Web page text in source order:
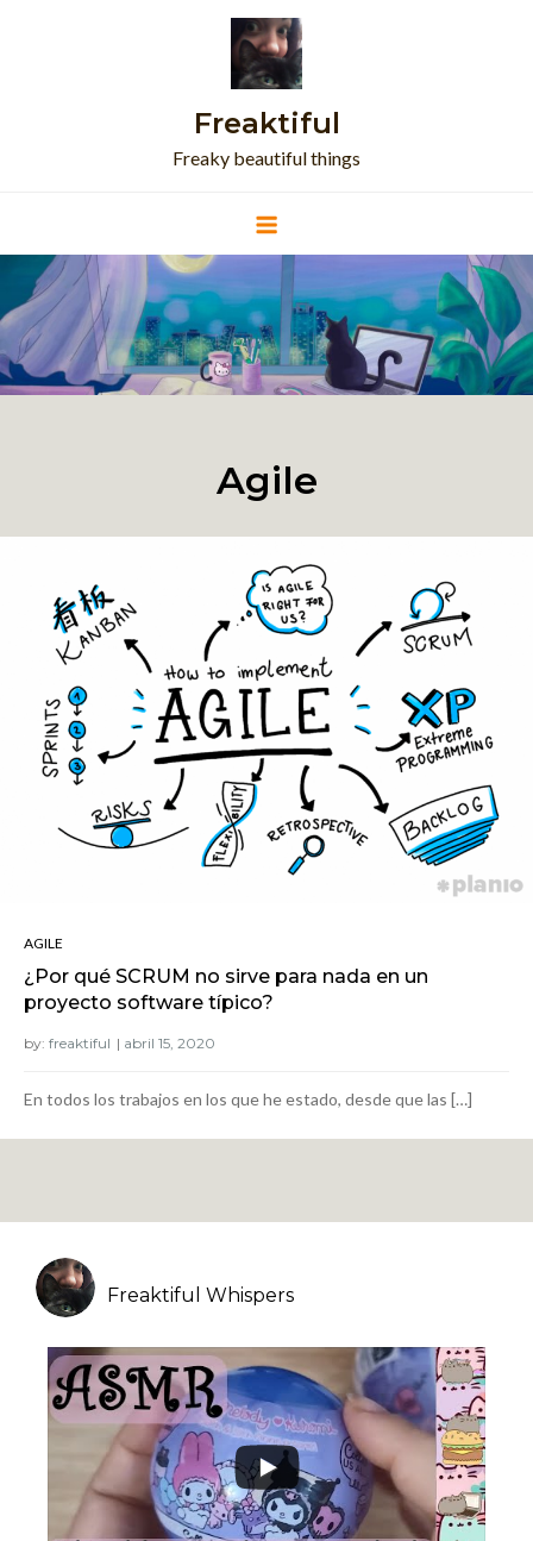
Freaktiful
Freaky beautiful things
Agile
AGILE
¿Por qué SCRUM no sirve para nada en un
proyecto software típico?
by: freaktiful
En todos los trabajos en los que he estado, desde que las […]
Freaktiful Whispers